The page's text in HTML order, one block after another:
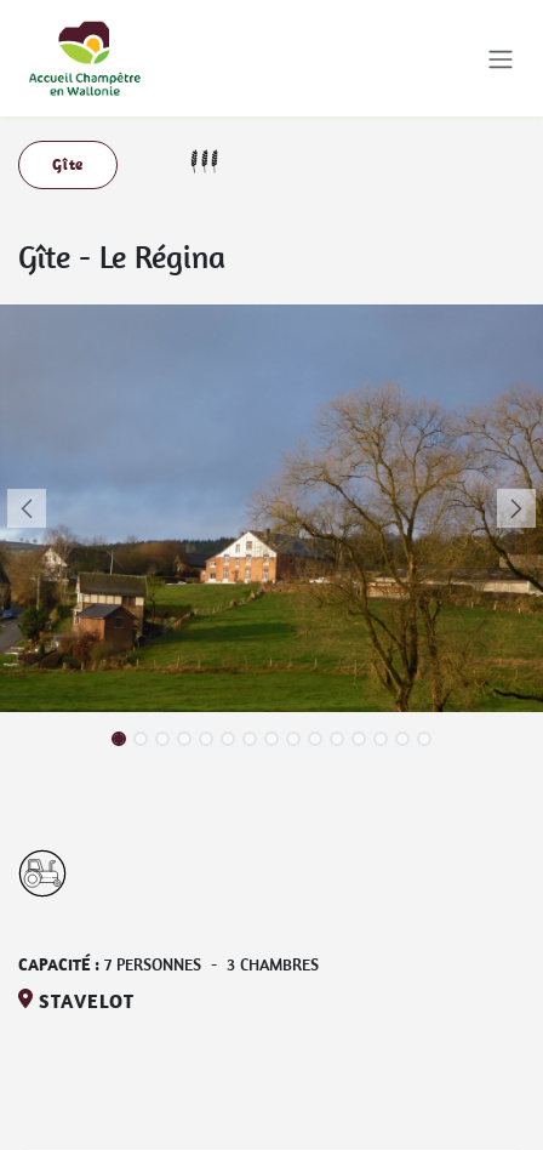
Gîte
Gîte - Le Régina
CAPACITÉ : 7 PERSONNES - 3 CHAMBRES
STAVELOT